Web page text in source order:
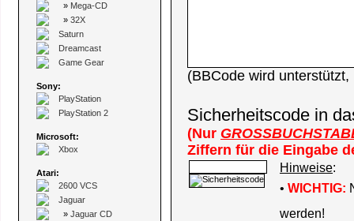
» Mega-CD
» 32X
Saturn
Dreamcast
Game Gear
Sony:
PlayStation
PlayStation 2
Microsoft:
Xbox
Atari:
2600 VCS
Jaguar
» Jaguar CD
(BBCode wird
Sicherheitscode in
(Nur
Ziffern für die Eingabe
Hinweise:
• WICHTIG:
werden!